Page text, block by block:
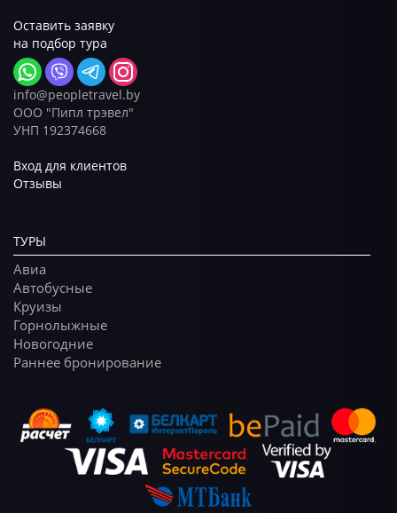
Оставить заявку
на подбор тура
info@peopletravel.by
ООО "Пипл трэвел"
УНП 192374668
Вход для клиентов
Отзывы
ТУРЫ
Авиа
Автобусные
Круизы
Горнолыжные
Новогодние
Раннее бронирование